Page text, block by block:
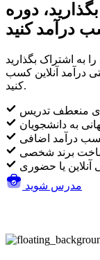
دوره
درآمد کنید
درآمد آنلاین کسب
کنید.
منعطف تدریس
به دانشجویان
درآمد اضافی
برند شخصی
آنلاین یا حضوری
مدرس شوید